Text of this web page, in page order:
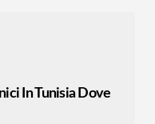
In Tunisia Dove